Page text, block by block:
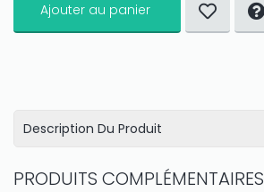
Ajouter au panier
Description Du Produit
PRODUITS COMPLÉMENTAIRES